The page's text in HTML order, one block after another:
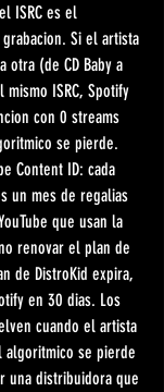
ISRC es el
Si el artista
otra (de CD Baby a
ISRC, Spotify
con 0 streams
se pierde.
Content ID: cada
un mes de regalias
que usan la
renovar el plan de
de DistroKid expira,
en 30 dias. Los
cuando el artista
se pierde
una distribuidora que